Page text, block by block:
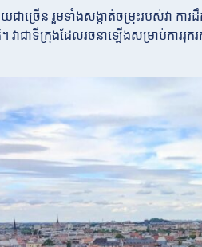
រើន រួមទាំងសង្កាត់ចម្រុះរបស់វា ការ
ជាទីក្រុងដែលរចនាឡើងសម្រាប់ការរុករ